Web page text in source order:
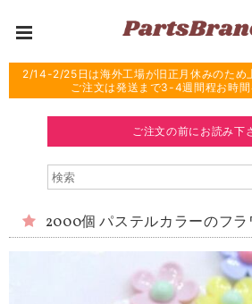
2/14-2/25日は海外工場が旧正月休みのため
ご注文は発送まで3-4週間程お時
ご注文の前にお読み下
2000個 パステルカラーのフラ